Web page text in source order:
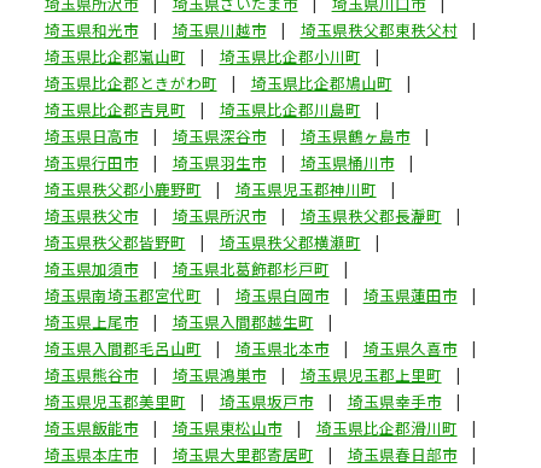
埼玉県和光市
埼玉県川越市
埼玉県秩父郡東秩父村
埼玉県比企郡嵐山町
埼玉県比企郡小川町
埼玉県比企郡ときがわ町
埼玉県比企郡鳩山町
埼玉県比企郡吉見町
埼玉県比企郡川島町
埼玉県日高市
埼玉県深谷市
埼玉県鶴ヶ島市
埼玉県行田市
埼玉県羽生市
埼玉県桶川市
埼玉県秩父郡小鹿野町
埼玉県児玉郡神川町
埼玉県秩父市
埼玉県所沢市
埼玉県秩父郡長瀞町
埼玉県秩父郡皆野町
埼玉県秩父郡横瀬町
埼玉県加須市
埼玉県北葛飾郡杉戸町
埼玉県南埼玉郡宮代町
埼玉県白岡市
埼玉県蓮田市
埼玉県上尾市
埼玉県入間郡越生町
埼玉県入間郡毛呂山町
埼玉県北本市
埼玉県久喜市
埼玉県熊谷市
埼玉県鴻巣市
埼玉県児玉郡上里町
埼玉県児玉郡美里町
埼玉県坂戸市
埼玉県幸手市
埼玉県飯能市
埼玉県東松山市
埼玉県比企郡滑川町
埼玉県本庄市
埼玉県大里郡寄居町
埼玉県春日部市